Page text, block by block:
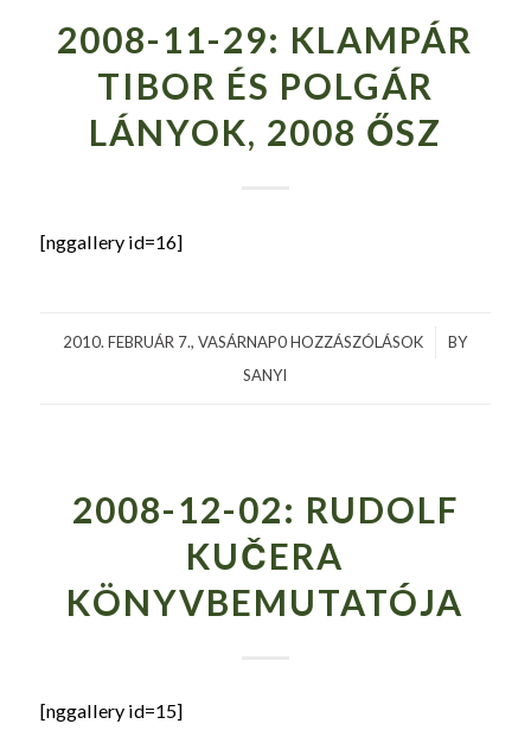
2008-11-29: KLAMPÁR
TIBOR ÉS POLGÁR
LÁNYOK, 2008 ŐSZ
[nggallery id=16]
2010. FEBRUÁR 7., VASÁRNAP0 HOZZÁSZÓLÁSOK
/
BY
SANYI
2008-12-02: RUDOLF
KUČERA
KÖNYVBEMUTATÓJA
[nggallery id=15]